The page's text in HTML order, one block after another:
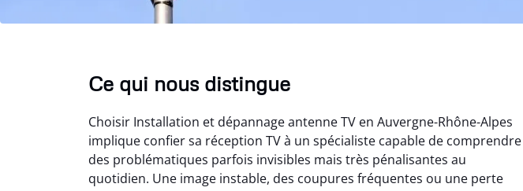
Ce qui nous distingue
Choisir Installation et dépannage antenne TV en Auvergne-Rhône-Alpes
implique confier sa réception TV à un spécialiste capable de comprendre
des problématiques parfois invisibles mais très pénalisantes au
quotidien. Une image instable, des coupures fréquentes ou une perte